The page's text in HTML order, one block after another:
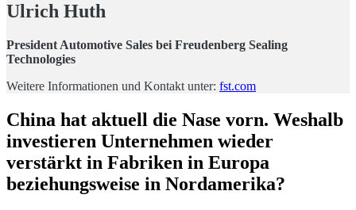
Ulrich Huth
President Automotive Sales bei Freudenberg Sealing
Technologies
Weitere Informationen und Kontakt unter: fst.com
China hat aktuell die Nase vorn. Weshalb
investieren Unternehmen wieder
verstärkt in Fabriken in Europa
beziehungsweise in Nordamerika?